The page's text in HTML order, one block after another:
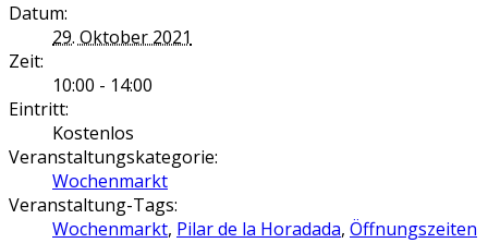
Datum:
29. Oktober 2021
Zeit:
10:00 - 14:00
Eintritt:
Kostenlos
Veranstaltungskategorie:
Wochenmarkt
Veranstaltung-Tags:
Wochenmarkt, Pilar de la Horadada, Öffnungszeiten